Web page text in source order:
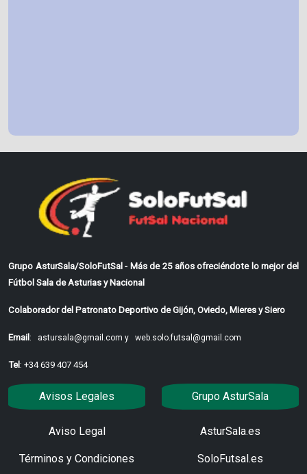
Grupo AsturSala/SoloFutSal - Más de 25 años ofreciéndote lo mejor del
Fútbol Sala de Asturias y Nacional
Colaborador del Patronato Deportivo de Gijón, Oviedo, Mieres y Siero
Email: astursala@gmail.com y web.solo.futsal@gmail.com
Tel: +34 639 407 454
Avisos Legales
Aviso Legal
Términos y Condiciones
Grupo AsturSala
AsturSala.es
SoloFutsal.es